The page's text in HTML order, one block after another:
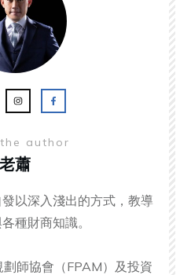
author
老蕭
以深入淺出的方式，教導
種財商知識。
師協會（FPAM）及投資